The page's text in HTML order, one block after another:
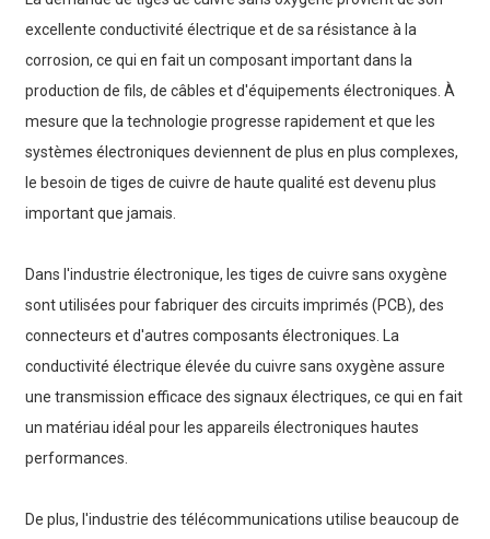
excellente conductivité électrique et de sa résistance à la
corrosion, ce qui en fait un composant important dans la
production de fils, de câbles et d'équipements électroniques. À
mesure que la technologie progresse rapidement et que les
systèmes électroniques deviennent de plus en plus complexes,
le besoin de tiges de cuivre de haute qualité est devenu plus
important que jamais.
Dans l'industrie électronique, les tiges de cuivre sans oxygène
sont utilisées pour fabriquer des circuits imprimés (PCB), des
connecteurs et d'autres composants électroniques. La
conductivité électrique élevée du cuivre sans oxygène assure
une transmission efficace des signaux électriques, ce qui en fait
un matériau idéal pour les appareils électroniques hautes
performances.
De plus, l'industrie des télécommunications utilise beaucoup de